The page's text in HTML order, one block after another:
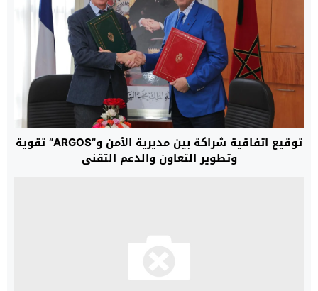
توقيع اتفاقية شراكة بين مديرية الأمن و”ARGOS” تقوية
وتطوير التعاون والدعم التقني